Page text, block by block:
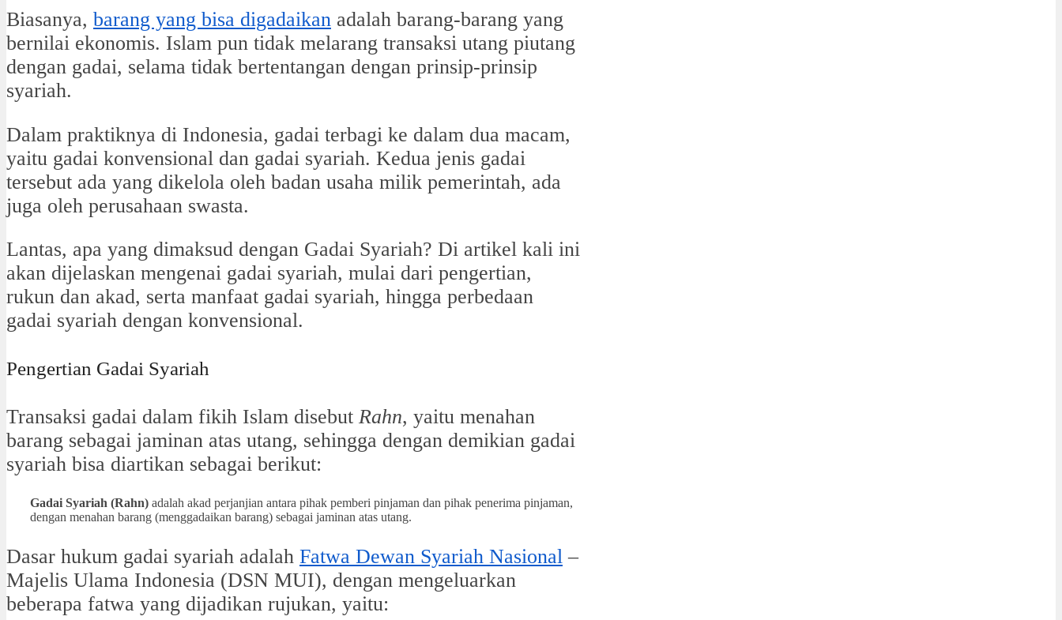
Biasanya, barang yang bisa digadaikan adalah barang-barang yang
bernilai ekonomis. Islam pun tidak melarang transaksi utang piutang
dengan gadai, selama tidak bertentangan dengan prinsip-prinsip
syariah.
Dalam praktiknya di Indonesia, gadai terbagi ke dalam dua macam,
yaitu gadai konvensional dan gadai syariah. Kedua jenis gadai
tersebut ada yang dikelola oleh badan usaha milik pemerintah, ada
juga oleh perusahaan swasta.
Lantas, apa yang dimaksud dengan Gadai Syariah? Di artikel kali ini
akan dijelaskan mengenai gadai syariah, mulai dari pengertian,
rukun dan akad, serta manfaat gadai syariah, hingga perbedaan
gadai syariah dengan konvensional.
Pengertian Gadai Syariah
Transaksi gadai dalam fikih Islam disebut Rahn, yaitu menahan
barang sebagai jaminan atas utang, sehingga dengan demikian gadai
syariah bisa diartikan sebagai berikut:
Gadai Syariah (Rahn) adalah akad perjanjian antara pihak pemberi pinjaman dan pihak penerima pinjaman,
dengan menahan barang (menggadaikan barang) sebagai jaminan atas utang.
Dasar hukum gadai syariah adalah Fatwa Dewan Syariah Nasional –
Majelis Ulama Indonesia (DSN MUI), dengan mengeluarkan
beberapa fatwa yang dijadikan rujukan, yaitu: